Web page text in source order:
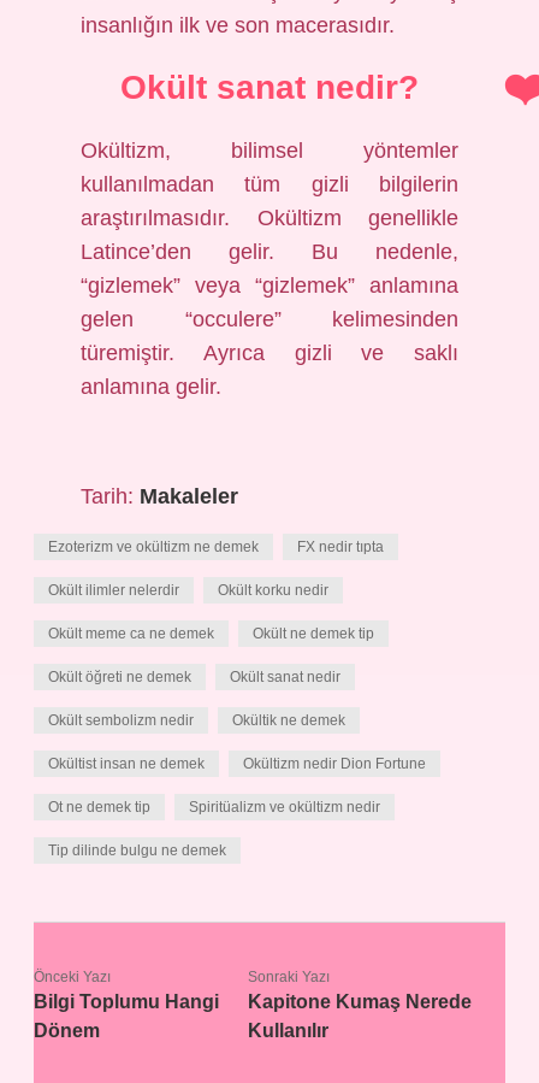
insanlığın ilk ve son macerasıdır.
Okült sanat nedir?
Okültizm, bilimsel yöntemler
kullanılmadan tüm gizli bilgilerin
araştırılmasıdır. Okültizm genellikle
Latince’den gelir. Bu nedenle,
“gizlemek” veya “gizlemek” anlamına
gelen “occulere” kelimesinden
türemiştir. Ayrıca gizli ve saklı
anlamına gelir.
Tarih: Makaleler
Ezoterizm ve okültizm ne demek FX nedir tıpta
Okült ilimler nelerdir Okült korku nedir
Okült meme ca ne demek Okült ne demek tip
Okült öğreti ne demek Okült sanat nedir
Okült sembolizm nedir Okültik ne demek
Okültist insan ne demek Okültizm nedir Dion Fortune
Ot ne demek tip Spiritüalizm ve okültizm nedir
Tip dilinde bulgu ne demek
Önceki Yazı
Bilgi Toplumu Hangi
Dönem
Sonraki Yazı
Kapitone Kumaş Nerede
Kullanılır